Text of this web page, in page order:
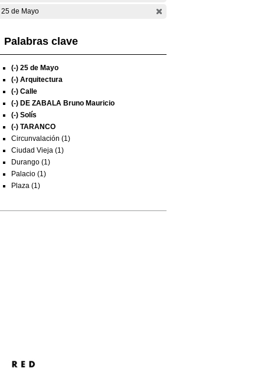
25 de Mayo
Palabras clave
(-) 25 de Mayo
(-) Arquitectura
(-) Calle
(-) DE ZABALA Bruno Mauricio
(-) Solís
(-) TARANCO
Circunvalación (1)
Ciudad Vieja (1)
Durango (1)
Palacio (1)
Plaza (1)